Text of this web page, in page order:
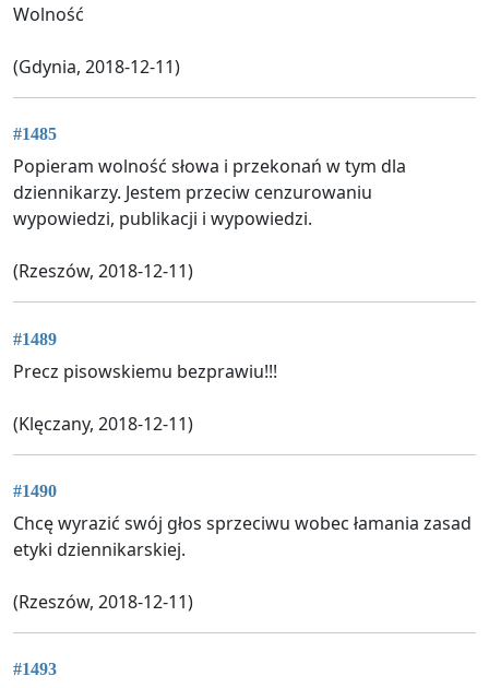
Wolność
(Gdynia, 2018-12-11)
#1485
Popieram wolność słowa i przekonań w tym dla
dziennikarzy. Jestem przeciw cenzurowaniu
wypowiedzi, publikacji i wypowiedzi.
(Rzeszów, 2018-12-11)
#1489
Precz pisowskiemu bezprawiu!!!
(Klęczany, 2018-12-11)
#1490
Chcę wyrazić swój głos sprzeciwu wobec łamania zasad
etyki dziennikarskiej.
(Rzeszów, 2018-12-11)
#1493